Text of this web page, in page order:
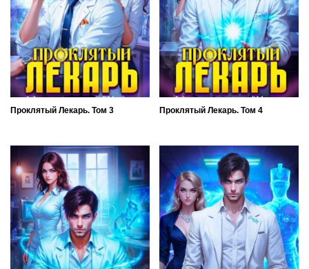
Проклятый Лекарь. Том 3 Проклятый Лекарь. Том 4